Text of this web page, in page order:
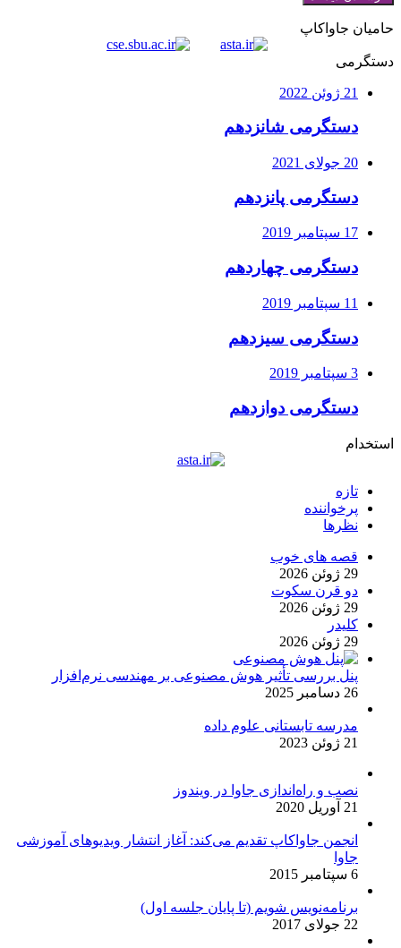
حامیان جاواکاپ
دستگرمی
21 ژوئن 2022
دستگرمی شانزدهم
20 جولای 2021
دستگرمی پانزدهم
17 سپتامبر 2019
دستگرمی چهاردهم
11 سپتامبر 2019
دستگرمی سیزدهم
3 سپتامبر 2019
دستگرمی دوازدهم
استخدام
تازه
پرخواننده
نظرها
قصه های خوب
29 ژوئن 2026
دو قرن سکوت
29 ژوئن 2026
کلیدر
29 ژوئن 2026
پنل بررسی تأثیر هوش مصنوعی بر مهندسی نرم‌افزار
26 دسامبر 2025
مدرسه تابستانی علوم داده
21 ژوئن 2023
نصب و راه‌اندازی جاوا در ویندوز
21 آوریل 2020
انجمن جاواکاپ تقدیم می‌کند: آغاز انتشار ویدیوهای آموزشی
جاوا
6 سپتامبر 2015
برنامه‌نویس شویم (تا پایان جلسه اول)
22 جولای 2017